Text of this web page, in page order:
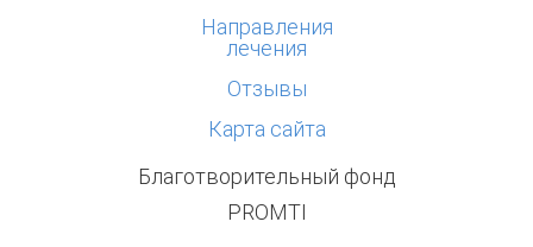
Направления
лечения
Отзывы
Карта сайта
Благотворительный фонд
PROMTI